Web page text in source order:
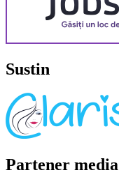
Sustin
Partener media